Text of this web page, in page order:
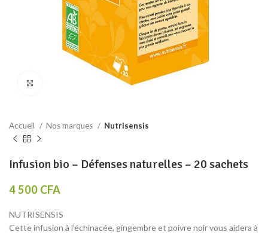
Accueil Nos marques Nutrisensis
Infusion bio – Défenses naturelles – 20 sachets
4 500 CFA
NUTRISENSIS
Cette infusion à l’échinacée, gingembre et poivre noir vous aidera à